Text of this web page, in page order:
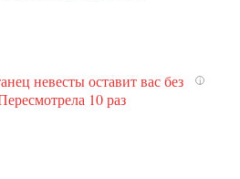
i
невесты оставит вас без
10 раз